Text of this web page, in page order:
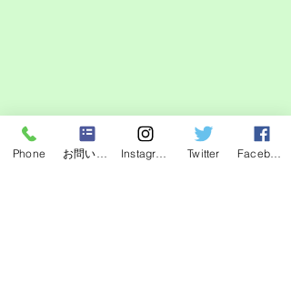
しつけも順調に進んでいるようでし
た(*^^*)
Phone Twitter